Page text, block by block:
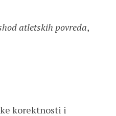
atletskih povreda,
korektnosti i